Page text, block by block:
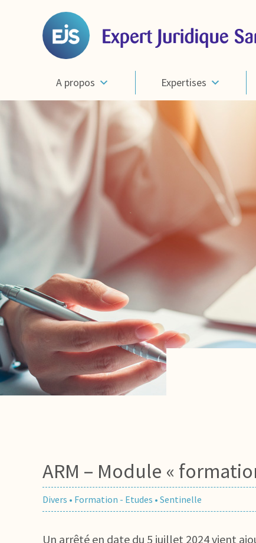
A propos Expertises
ARM – Module «
Divers • Formation - Etudes • Sentinelle
Un arrêté en date du 5 juillet 2024 vient